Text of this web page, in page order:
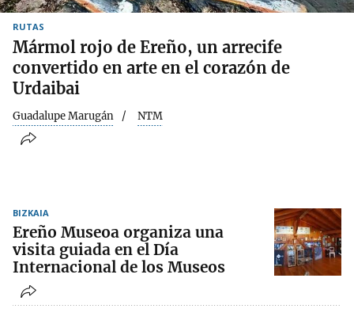
RUTAS
Mármol rojo de Ereño, un arrecife
convertido en arte en el corazón de
Urdaibai
Guadalupe Marugán NTM
BIZKAIA
Ereño Museoa organiza una
visita guiada en el Día
Internacional de los Museos